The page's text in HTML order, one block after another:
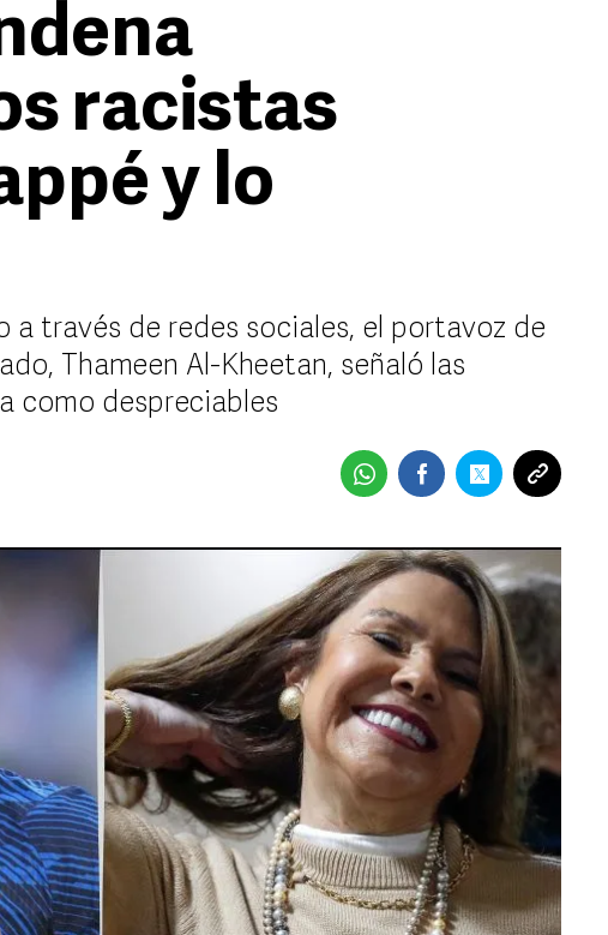
racistas
y lo
a través de redes sociales, el portavoz de
Thameen Al-Kheetan, señaló las
como despreciables